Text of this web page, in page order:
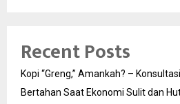
Recent Posts
Kopi “Greng,” Amankah? –
Bertahan Saat Ekonomi Sulit dan